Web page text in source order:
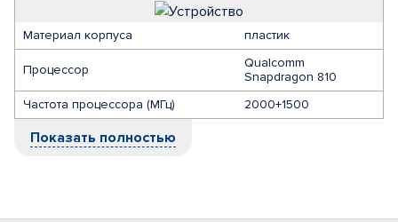
Материал корпуса пластик
Процессор
Qualcomm
Snapdragon 810
Частота процессора (МГц)
2000+1500
Показать полностью